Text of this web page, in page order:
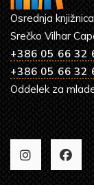
Osrednja
Srečko Vilhar
+386 05 66 32
+386 05 66 32
Oddelek za